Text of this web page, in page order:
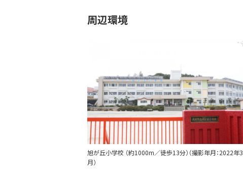
周辺環境
旭が丘小学校 （約1000m／徒歩13分）（撮影年月：2022年3
月）